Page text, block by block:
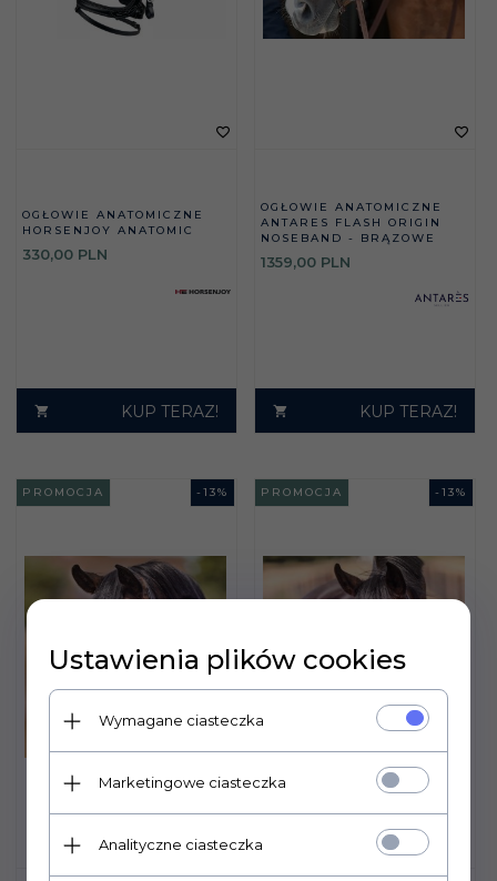
OGŁOWIE ANATOMICZNE
HORSENJOY ANATOMIC
330,00 PLN
KUP TERAZ!
OGŁOWIE ANATOMICZNE
ANTARES FLASH ORIGIN
NOSEBAND - BRĄZOWE
1359,00 PLN
KUP TERAZ!
- 13%
PROMOCJA - 13%
PROMOCJA
Ustawienia plików cookies
Wymagane ciasteczka
Marketingowe ciasteczka
Analityczne ciasteczka